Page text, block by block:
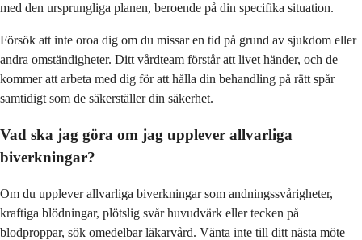
med den ursprungliga planen, beroende på din specifika situation.
Försök att inte oroa dig om du missar en tid på grund av sjukdom eller
andra omständigheter. Ditt vårdteam förstår att livet händer, och de
kommer att arbeta med dig för att hålla din behandling på rätt spår
samtidigt som de säkerställer din säkerhet.
Vad ska jag göra om jag upplever allvarliga
biverkningar?
Om du upplever allvarliga biverkningar som andningssvårigheter,
kraftiga blödningar, plötslig svår huvudvärk eller tecken på
blodproppar, sök omedelbar läkarvård. Vänta inte till ditt nästa möte